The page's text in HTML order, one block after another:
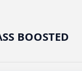
BOOSTED